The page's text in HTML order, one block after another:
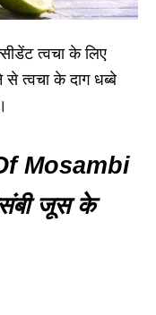
त्वचा के लिए
त्वचा के दाग धब्बे
Mosambi
जूस के